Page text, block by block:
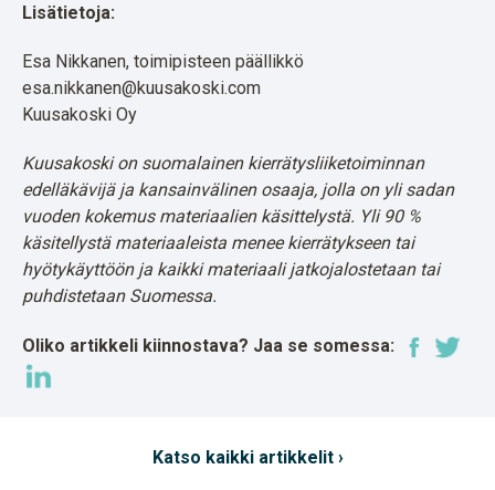
Lisätietoja:
Esa Nikkanen, toimipisteen päällikkö
esa.nikkanen@kuusakoski.com
Kuusakoski Oy
Kuusakoski on suomalainen kierrätysliiketoiminnan
edelläkävijä ja kansainvälinen osaaja, jolla on yli sadan
vuoden kokemus materiaalien käsittelystä. Yli 90 %
käsitellystä materiaaleista menee kierrätykseen tai
hyötykäyttöön ja kaikki materiaali jatkojalostetaan tai
puhdistetaan Suomessa.
Oliko artikkeli kiinnostava? Jaa se somessa:
Katso kaikki artikkelit ›